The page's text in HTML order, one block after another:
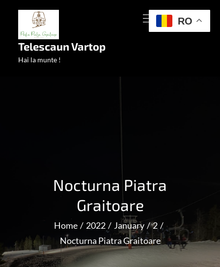
content
Telescaun Vartop
Hai la munte !
MENU
Nocturna Piatra
Graitoare
Home 2022 January
2
Nocturna Piatra Graitoare
RO